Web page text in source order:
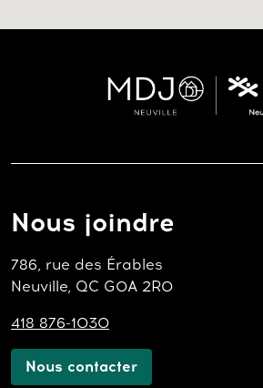
Nous joindre
786, rue des Érables
Neuville, QC G0A 2R0
418 876-1030
Nous contacter